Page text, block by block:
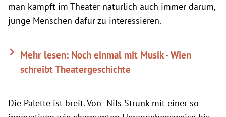
man kämpft im Theater natürlich auch immer darum,
junge Menschen dafür zu interessieren.
Mehr lesen: Noch einmal mit Musik - Wien
schreibt Theatergeschichte
Die Palette ist breit. Von Nils Strunk mit einer so